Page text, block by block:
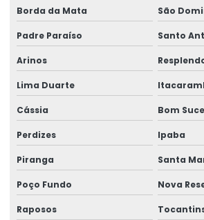
Rótulos Personalizados
Rótulos Personalizados Para Negócios
Rótulos Termo Adesivos Para Comércio
Rótulos Termo Transferência
Borda da Mata São
Padre Paraíso Santo
Arinos
Lima Duarte
Cássia Bom
Perdizes Ipaba
Piranga Santa
Poço Fundo Nova
Raposos